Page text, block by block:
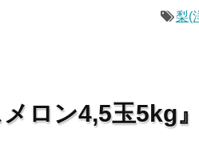
梨(
ロン4,5玉5kg